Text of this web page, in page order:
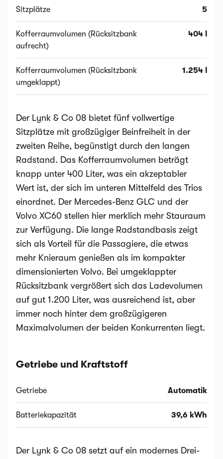
Sitzplätze 5
Kofferraumvolumen (Rücksitzbank
aufrecht)
404 l
Kofferraumvolumen (Rücksitzbank
umgeklappt)
1.254 l
Der Lynk & Co 08 bietet fünf vollwertige
Sitzplätze mit großzügiger Beinfreiheit in der
zweiten Reihe, begünstigt durch den langen
Radstand. Das Kofferraumvolumen beträgt
knapp unter 400 Liter, was ein akzeptabler
Wert ist, der sich im unteren Mittelfeld des Trios
einordnet. Der Mercedes-Benz GLC und der
Volvo XC60 stellen hier merklich mehr Stauraum
zur Verfügung. Die lange Radstandbasis zeigt
sich als Vorteil für die Passagiere, die etwas
mehr Knieraum genießen als im kompakter
dimensionierten Volvo. Bei umgeklappter
Rücksitzbank vergrößert sich das Ladevolumen
auf gut 1.200 Liter, was ausreichend ist, aber
immer noch hinter dem großzügigeren
Maximalvolumen der beiden Konkurrenten liegt.
Getriebe und Kraftstoff
Getriebe Automatik
Batteriekapazität 39,6 kWh
Der Lynk & Co 08 setzt auf ein modernes Drei-